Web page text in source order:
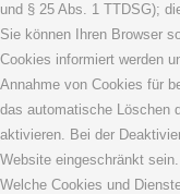
und § 25 Abs. 1 TTDSG);
Sie können Ihren Browser
Cookies informiert werden
Annahme von Cookies für
das automatische Löschen
aktivieren. Bei der
Website eingeschränkt sein.
Welche Cookies und